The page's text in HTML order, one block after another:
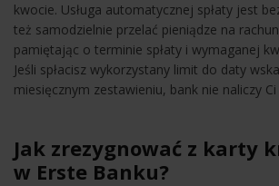
kwocie. Usługa automatycznej spłaty jest
też samodzielnie przelać pieniądze na
pamiętając o terminie spłaty i wymaganej
Jeśli spłacisz wykorzystany limit do daty
miesięcznym zestawieniu, bank nie naliczy
Jak zrezygnować z karty
w Erste Banku?